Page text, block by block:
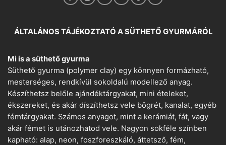
ÁLTALÁNOS TÁJÉKOZTATÓ A SÜTHETŐ GYURMÁRÓL
Mi is a süthető gyurma
Süthető gyurma (polymer clay) egy könnyen formázható,
mesterséges, rendkívül sokoldalú modellező anyag.
Készíthetsz belőle ajándéktárgyakat, mini ételeket,
ékszereket, és akár díszíthetsz vele bögrét, kanalat, egyéb
fémtárgyakat. Számos anyagot, mint a kerámiát, fát, vagy
akár fémet is utánozhatod vele. Nagyon sokféle színben
kapható: alap, neon, foszforeszkáló, áttetsző, fém,